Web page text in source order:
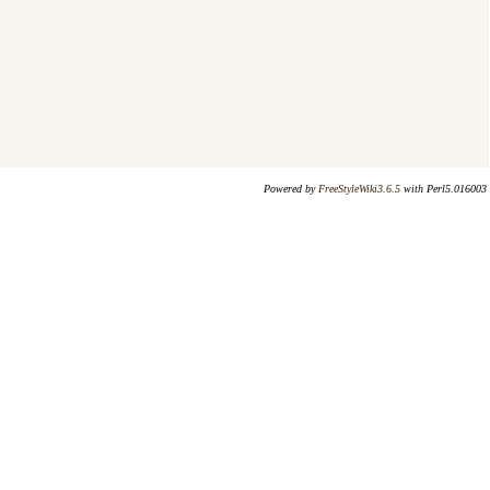
Powered by FreeStyleWiki3.6.5 with Perl5.016003